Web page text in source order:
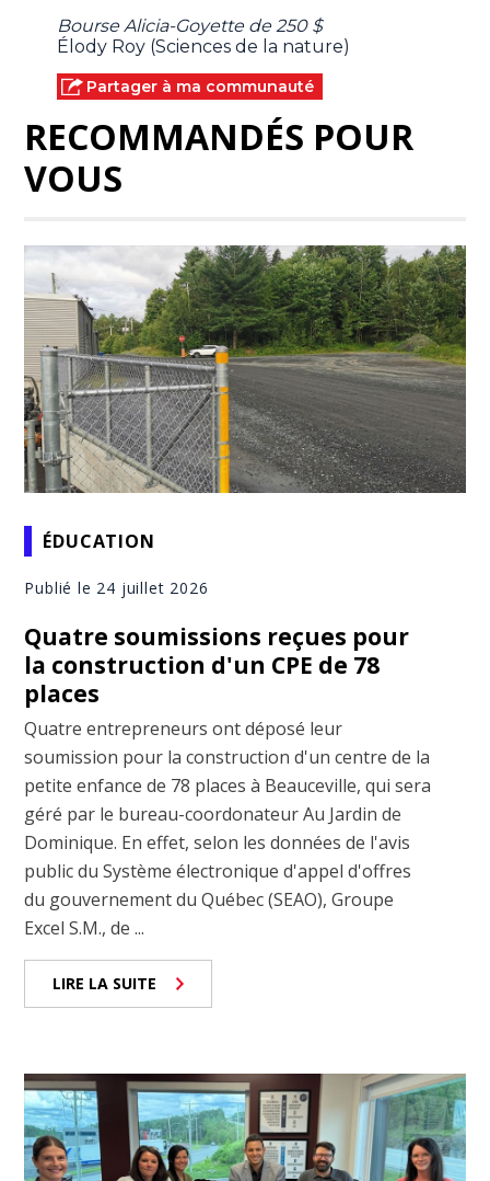
Bourse Alicia-Goyette de 250 $
Élody Roy (Sciences de la nature)
Partager à ma communauté
RECOMMANDÉS POUR
VOUS
ÉDUCATION
Publié le 24 juillet 2026
Quatre soumissions reçues pour
la construction d'un CPE de 78
places
Quatre entrepreneurs ont déposé leur
soumission pour la construction d'un centre de la
petite enfance de 78 places à Beauceville, qui sera
géré par le bureau-coordonateur Au Jardin de
Dominique. En effet, selon les données de l'avis
public du Système électronique d'appel d'offres
du gouvernement du Québec (SEAO), Groupe
Excel S.M., de ...
LIRE LA SUITE